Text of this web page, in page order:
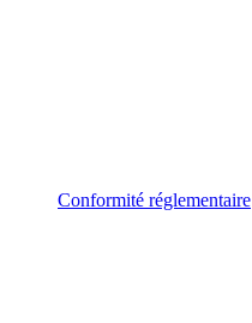
Conformité réglementaire